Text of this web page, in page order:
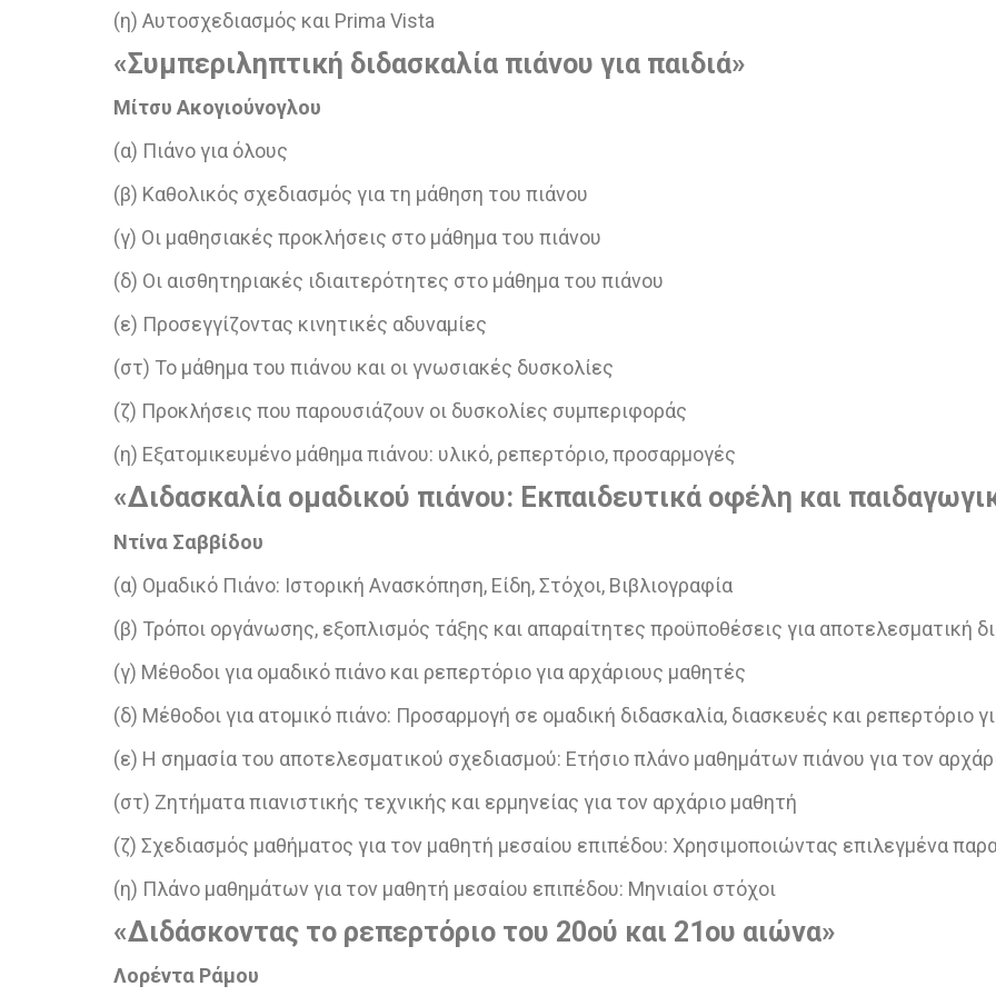
(η) Αυτοσχεδιασμός και Prima Vista
«Συμπεριληπτική διδασκαλία πιάνου για παιδιά»
Μίτσυ Ακογιούνογλου
(α) Πιάνο για όλους
(β) Καθολικός σχεδιασμός για τη μάθηση του πιάνου
(γ) Οι μαθησιακές προκλήσεις στο μάθημα του πιάνου
(δ) Οι αισθητηριακές ιδιαιτερότητες στο μάθημα του πιάνου
(ε) Προσεγγίζοντας κινητικές αδυναμίες
(στ) Το μάθημα του πιάνου και οι γνωσιακές δυσκολίες
(ζ) Προκλήσεις που παρουσιάζουν οι δυσκολίες συμπεριφοράς
(η) Εξατομικευμένο μάθημα πιάνου: υλικό, ρεπερτόριο, προσαρμογές
«Διδασκαλία ομαδικού πιάνου: Εκπαιδευτικά οφέλη και
Ντίνα Σαββίδου
(α) Ομαδικό Πιάνο: Ιστορική Ανασκόπηση, Είδη, Στόχοι, Βιβλιογραφία
(β) Τρόποι οργάνωσης, εξοπλισμός τάξης και απαραίτητες προϋποθέσεις για αποτελεσματική
(γ) Μέθοδοι για ομαδικό πιάνο και ρεπερτόριο για αρχάριους μαθητές
(δ) Μέθοδοι για ατομικό πιάνο: Προσαρμογή σε ομαδική διδασκαλία, διασκευές και ρεπερτόριο
(ε) Η σημασία του αποτελεσματικού σχεδιασμού: Ετήσιο πλάνο μαθημάτων πιάνου για τον
(στ) Ζητήματα πιανιστικής τεχνικής και ερμηνείας για τον αρχάριο μαθητή
(ζ) Σχεδιασμός μαθήματος για τον μαθητή μεσαίου επιπέδου: Χρησιμοποιώντας επιλεγμένα
(η) Πλάνο μαθημάτων για τον μαθητή μεσαίου επιπέδου: Μηνιαίοι στόχοι
«Διδάσκοντας το ρεπερτόριο του 20ού και 21ου αιώνα»
Λορέντα Ράμου